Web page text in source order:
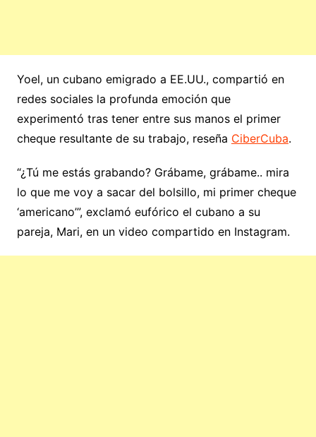
Yoel, un cubano emigrado a EE.UU., compartió en
redes sociales la profunda emoción que
experimentó tras tener entre sus manos el primer
cheque resultante de su trabajo, reseña CiberCuba.
“¿Tú me estás grabando? Grábame, grábame.. mira
lo que me voy a sacar del bolsillo, mi primer cheque
‘americano’”, exclamó eufórico el cubano a su
pareja, Mari, en un video compartido en Instagram.